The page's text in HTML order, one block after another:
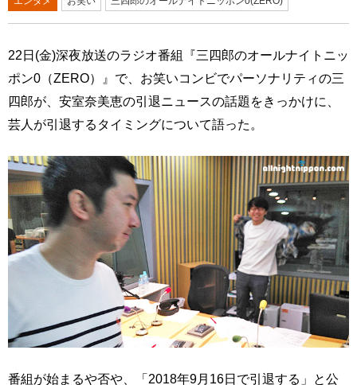
22日(金)深夜放送のラジオ番組『三四郎のオールナイトニッ
ポン0（ZERO）』で、お笑いコンビでパーソナリティの三
四郎が、安室奈美恵の引退ニュースの話題をきっかけに、
芸人が引退するタイミングについて語った。
番組が始まるや否や、「2018年9月16日で引退する」と公